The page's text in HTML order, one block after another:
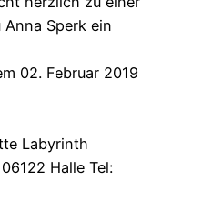
Sperk ein
02. Februar 2019
Labyrinth
Halle Tel: